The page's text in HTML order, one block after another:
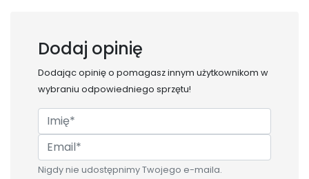
Dodaj opinię
Dodając opinię o pomagasz innym użytkownikom w
wybraniu odpowiedniego sprzętu!
Nigdy nie udostępnimy Twojego e-maila.